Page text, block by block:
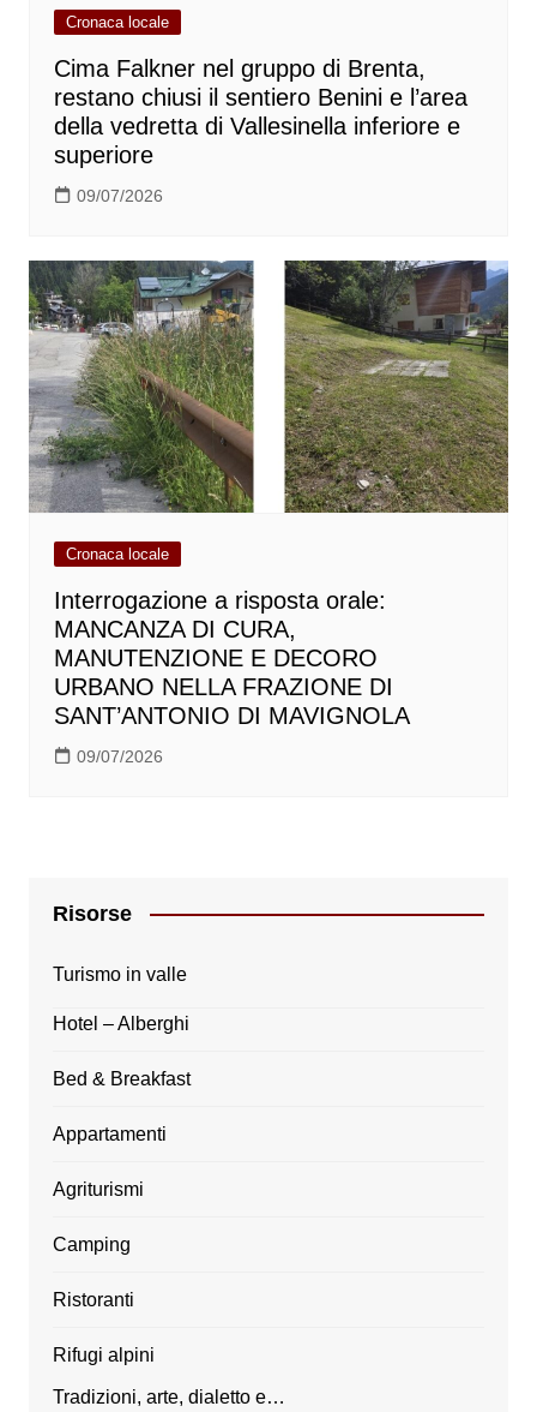
Cronaca locale
Cima Falkner nel gruppo di Brenta,
restano chiusi il sentiero Benini e l’area
della vedretta di Vallesinella inferiore e
superiore
09/07/2026
Cronaca locale
Interrogazione a risposta orale:
MANCANZA DI CURA,
MANUTENZIONE E DECORO
URBANO NELLA FRAZIONE DI
SANT’ANTONIO DI MAVIGNOLA
09/07/2026
Risorse
Turismo in valle
Hotel – Alberghi
Bed & Breakfast
Appartamenti
Agriturismi
Camping
Ristoranti
Rifugi alpini
Tradizioni, arte, dialetto e…